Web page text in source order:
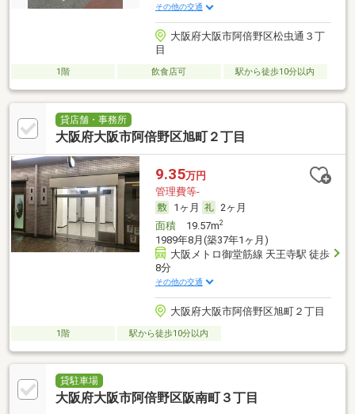
その他の交通
大阪府大阪市阿倍野区松虫通３丁
目
1階 飲食店可 駅から徒歩10分以内
貸店舗・事務所
大阪府大阪市阿倍野区旭町２丁目
9.35万円
管理費等-
1ヶ月
2ヶ月
面積19.57m2
1989年8月(築37年1ヶ月)
大阪メトロ御堂筋線 天王寺駅 徒歩
8分
その他の交通
大阪府大阪市阿倍野区旭町２丁目
1階 駅から徒歩10分以内
貸駐車場
大阪府大阪市阿倍野区阪南町３丁目